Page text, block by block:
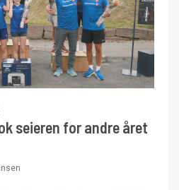
seieren for andre året